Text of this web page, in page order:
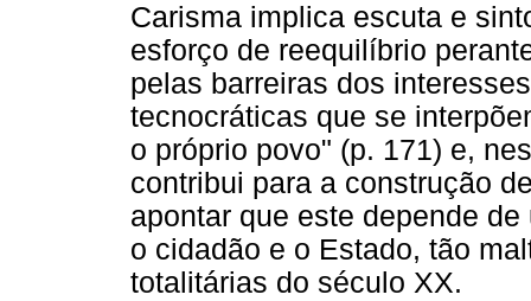
Carisma implica escuta e
esforço de reequilíbrio
pelas barreiras dos
tecnocráticas que se
o próprio povo" (p. 171) e,
contribui para a construção
apontar que este depende
o cidadão e o Estado, tão
totalitárias do século XX.